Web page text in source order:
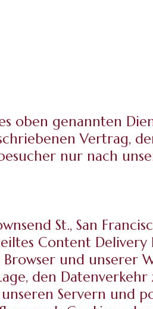
oben genannten
Vertrag,
nur nach
St., San
Content Delivery
und unserer
den Datenverkehr
Servern und